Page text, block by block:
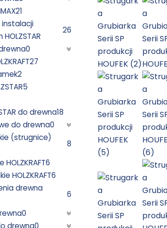
21
instalacji
26
0
27
2
5
do drewna18
do drewna0
(strugnice)
8
6
HOLZKRAFT6
drewna
6
0
drewna0